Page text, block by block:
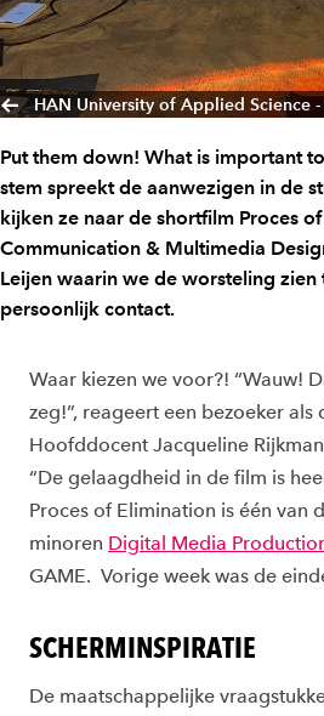
HAN University of Applied Science -
Put them down! What is important
stem spreekt de aanwezigen in de
kijken ze naar de shortfilm Proces
Communication & Multimedia
Leijen waarin we de worsteling zien
persoonlijk contact.
Waar kiezen we voor?! “Wauw!
zeg!”, reageert een bezoeker
Hoofddocent Jacqueline
“De gelaagdheid in de film is
Proces of Elimination is één van
minoren Digital Media
GAME. Vorige week was de
SCHERMINSPIRATIE
De maatschappelijke